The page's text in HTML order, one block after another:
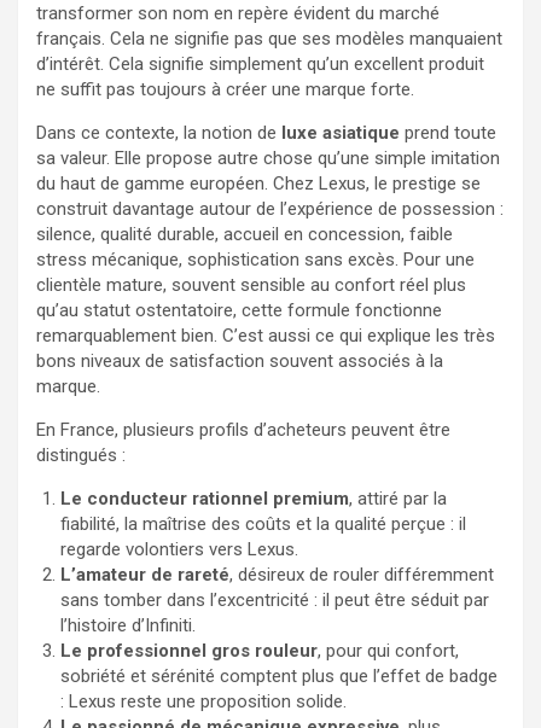
transformer son nom en repère évident du marché
français. Cela ne signifie pas que ses modèles manquaient
d’intérêt. Cela signifie simplement qu’un excellent produit
ne suffit pas toujours à créer une marque forte.
Dans ce contexte, la notion de luxe asiatique prend toute
sa valeur. Elle propose autre chose qu’une simple imitation
du haut de gamme européen. Chez Lexus, le prestige se
construit davantage autour de l’expérience de possession :
silence, qualité durable, accueil en concession, faible
stress mécanique, sophistication sans excès. Pour une
clientèle mature, souvent sensible au confort réel plus
qu’au statut ostentatoire, cette formule fonctionne
remarquablement bien. C’est aussi ce qui explique les très
bons niveaux de satisfaction souvent associés à la
marque.
En France, plusieurs profils d’acheteurs peuvent être
distingués :
Le conducteur rationnel premium, attiré par la
fiabilité, la maîtrise des coûts et la qualité perçue : il
regarde volontiers vers Lexus.
L’amateur de rareté, désireux de rouler différemment
sans tomber dans l’excentricité : il peut être séduit par
l’histoire d’Infiniti.
Le professionnel gros rouleur, pour qui confort,
sobriété et sérénité comptent plus que l’effet de badge
: Lexus reste une proposition solide.